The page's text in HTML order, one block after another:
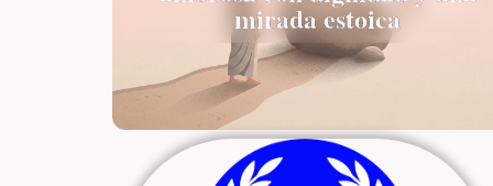
mirada estoica